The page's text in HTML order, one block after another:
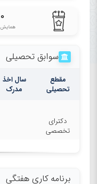
۰
همایش
سوابق تحصیلی
مقطع
تحصیلی
سال اخذ
مدرک
دکترای
تخصصی
برنامه کاری هفتگی